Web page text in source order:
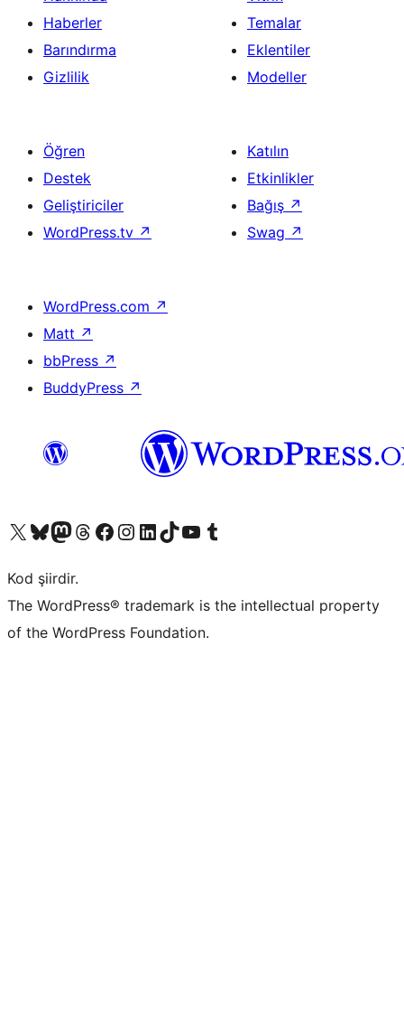
Haberler
Barındırma
Gizlilik
Temalar
Eklentiler
Modeller
Öğren
Destek
Geliştiriciler
WordPress.tv ↗
Katılın
Etkinlikler
Bağış ↗
Swag ↗
WordPress.com ↗
Matt ↗
bbPress ↗
BuddyPress ↗
X (eski Twitter) hesabımıza bakın
Bluesky hesabımızı ziyaret edinMastodon hesabımızı ziyaret edinThreads hesabımızı ziyaret edinFacebook sayfamızı ziyaret edinInstagram hesabımızı ziyaret edinLinkedIn hesabımızı ziyaret edinTikTok hesabımızı ziyaret edinYouTube kanalımızı ziyaret edinTumblr hesabımızı ziyaret edin
Kod şiirdir.
The WordPress® trademark is the intellectual property
of the WordPress Foundation.